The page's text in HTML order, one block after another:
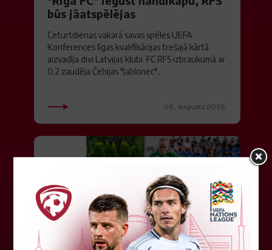
būs jāatspēlējas
Ceturtdienas vakarā savas spēles UEFA
Konferences līgas kvalifikācijas trešajā kārtā
aizvadīja divi Latvijas klubi. FC RFS izbraukumā ar
0:2 zaudēja Čehijas "Jablonec"...
06. augusts 2026.